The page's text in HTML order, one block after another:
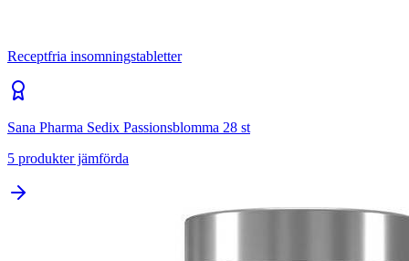
Receptfria insomningstabletter
Sana Pharma Sedix Passionsblomma 28 st
5 produkter jämförda